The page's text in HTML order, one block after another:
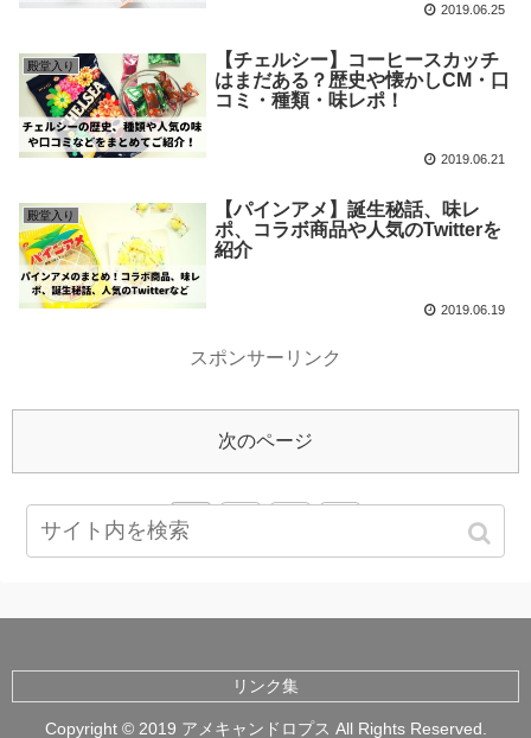
2019.06.25
殿堂入り
【チェルシー】コーヒースカッチ
はまだある？歴史や懐かしCM・口
コミ・種類・味レポ！
2019.06.21
殿堂入り
【パインアメ】誕生秘話、味レ
ポ、コラボ商品や人気のTwitterを
紹介
2019.06.19
スポンサーリンク
次のページ
1
リンク集
Copyright © 2019 アメキャンドロプス All Rights Reserved.